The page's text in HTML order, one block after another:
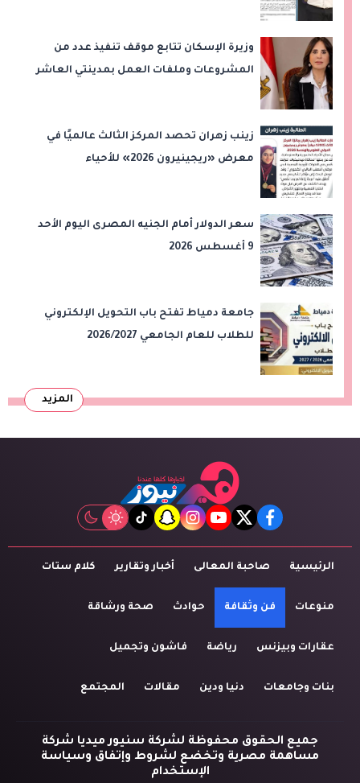
وزيرة الإسكان تتابع موقف تنفيذ عدد من
المشروعات وملفات العمل بمدينتي العاشر
زينب زهران تحصد المركز الثالث عالميًا في
معرض «ريجينيرون 2026» للأحياء
سعر الدولار أمام الجنيه المصرى اليوم الأحد
9 أغسطس 2026
جامعة دمياط تفتح باب التحويل الإلكتروني
للطلاب للعام الجامعي 2026/2027
المزيد
facebook
twitter
youtube
instagram
snapchat
tiktok
الرئيسية صاحبة المعالى أخبار وتقارير كلام ستات
منوعات فن وثقافة حوادث صحة ورشاقة
عقارات وبيزنس رياضة فاشون وتجميل
بنات وجامعات دنيا ودين مقالات المجتمع
جميع الحقوق محفوظة لشركة سنيور ميديا شركة
مساهمة مصرية وتخضع لشروط وإتفاق وسياسة
الإستخدام